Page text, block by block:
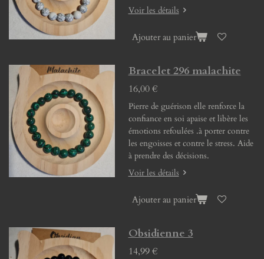
Voir les détails
Ajouter au panier
Bracelet 296 malachite
16,00 €
Pierre de guérison elle renforce la
confiance en soi apaise et libère les
émotions refoulées .à porter contre
les engoisses et contre le stress. Aide
à prendre des décisions.
Voir les détails
Ajouter au panier
Obsidienne 3
14,99 €